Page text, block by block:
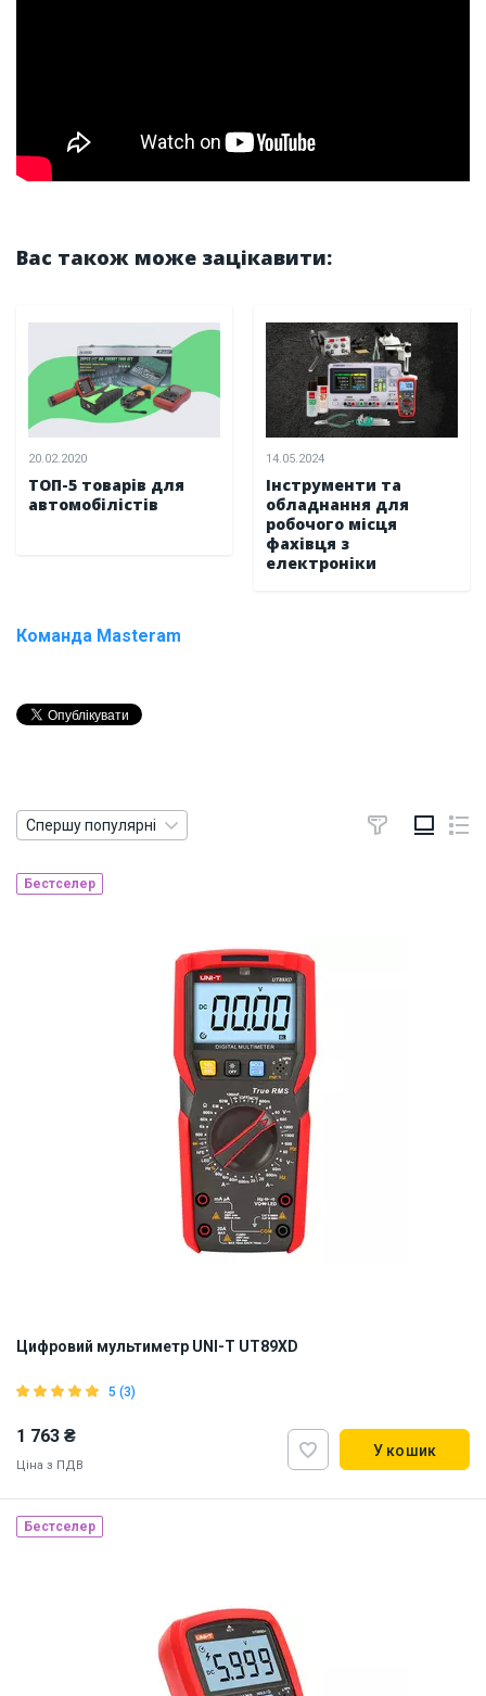
Вас також може зацікавити:
20.02.2020
ТОП-5 товарів для
автомобілістів
14.05.2024
Інструменти та
обладнання для
робочого місця
фахівця з
електроніки
Команда Masteram
Спершу популярні
Бестселер
Цифровий мультиметр UNI-T UT89XD
5 (3)
1 763 ₴
Ціна з ПДВ
У кошик
Бестселер